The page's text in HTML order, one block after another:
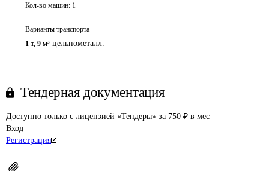
Кол-во машин: 1
Варианты транспорта
1 т, 9 м³ цельнометалл.
Тендерная документация
Доступно только с лицензией «Тендеры» за 750 ₽ в мес
Вход
Регистрация